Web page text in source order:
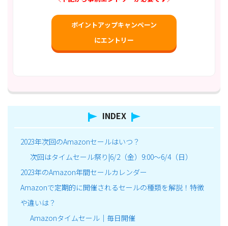
ポイントアップキャンペーン
にエントリー
INDEX
2023年次回のAmazonセールはいつ？
次回はタイムセール祭り|6/2（金）9:00～6/4（日）
2023年のAmazon年間セールカレンダー
Amazonで定期的に開催されるセールの種類を解説！特徴
や違いは？
Amazonタイムセール｜毎日開催